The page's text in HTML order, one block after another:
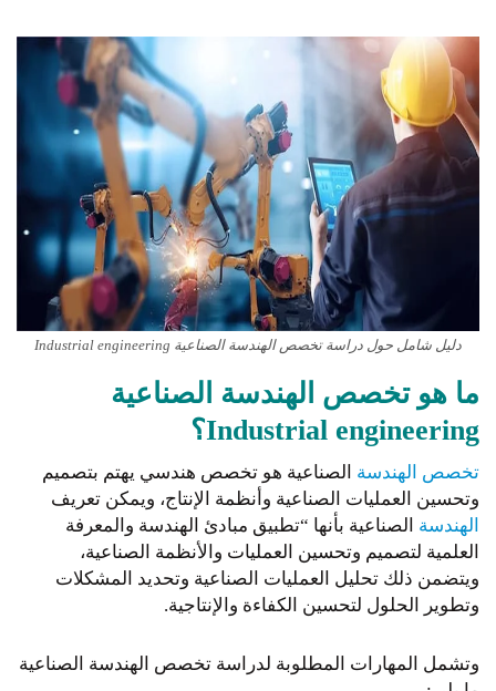
دليل شامل حول دراسة تخصص الهندسة الصناعية Industrial engineering
ما هو تخصص الهندسة الصناعية
Industrial engineering؟
تخصص الهندسة الصناعية هو تخصص هندسي يهتم بتصميم
وتحسين العمليات الصناعية وأنظمة الإنتاج، ويمكن تعريف
الهندسة الصناعية بأنها “تطبيق مبادئ الهندسة والمعرفة
العلمية لتصميم وتحسين العمليات والأنظمة الصناعية،
ويتضمن ذلك تحليل العمليات الصناعية وتحديد المشكلات
وتطوير الحلول لتحسين الكفاءة والإنتاجية.
وتشمل المهارات المطلوبة لدراسة تخصص الهندسة الصناعية